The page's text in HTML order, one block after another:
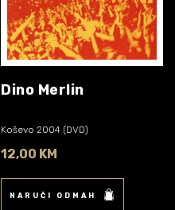
Dino Merlin
Koševo 2004 (DVD)
12,00 KM
NARUČI ODMAH